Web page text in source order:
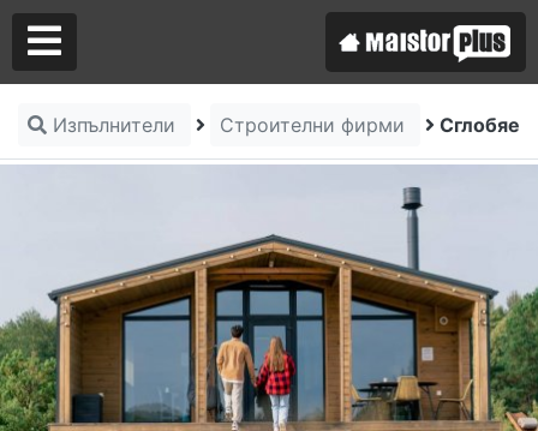
Изпълнители Строителни фирми
Аз съм майстор